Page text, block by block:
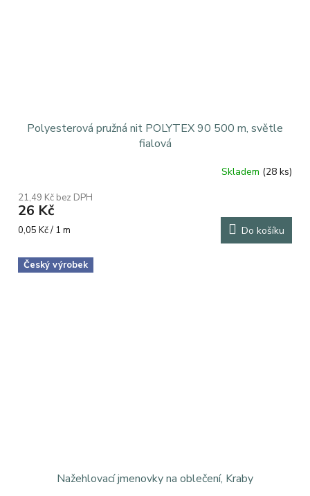
Polyesterová pružná nit POLYTEX 90 500 m, světle
fialová
Skladem (28 ks)
21,49 Kč bez DPH
26 Kč
Měrná
0,05 Kč / 1 m Do košíku
Český výrobek
Nažehlovací jmenovky na oblečení, Kraby